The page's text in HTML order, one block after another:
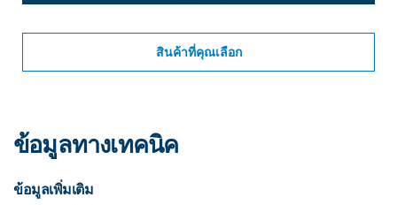
สินค้าที่คุณเลือก
ข้อมูลทางเทคนิค
ข้อมูลเพิ่มเติม